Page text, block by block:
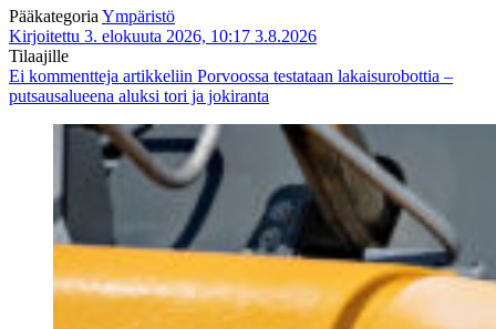
PääkategoriaYmpäristö
Kirjoitettu 3. elokuuta 2026, 10:17 3.8.2026
Tilaajille
Ei kommentteja artikkeliin Porvoossa testataan lakaisurobottia –
putsausalueena aluksi tori ja jokiranta